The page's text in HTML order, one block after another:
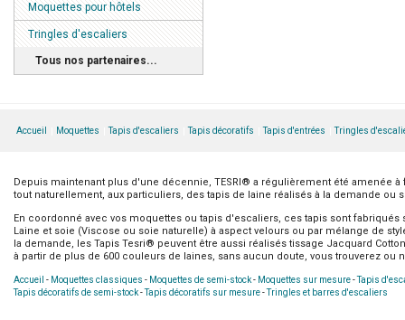
Moquettes pour hôtels
Tringles d'escaliers
Tous nos partenaires...
Accueil Moquettes Tapis d'escaliers Tapis décoratifs Tapis d'entrées Tringles
Depuis maintenant plus d'une décennie, TESRI® a régulièrement été amenée
tout naturellement, aux particuliers, des tapis de laine réalisés à la demande ou
En coordonné avec vos moquettes ou tapis d'escaliers, ces tapis sont
Laine et soie (Viscose ou soie naturelle) à aspect velours ou par mélange de
la demande, les Tapis Tesri® peuvent être aussi réalisés tissage Jacquard
à partir de plus de 600 couleurs de laines, sans aucun doute, vous trouverez ou
Accueil - Moquettes classiques - Moquettes de semi-stock- Moquettes sur mesure-Tapis
Tapis décoratifs de semi-stock-Tapis décoratifs sur mesure-Tringles et barres d'escaliers